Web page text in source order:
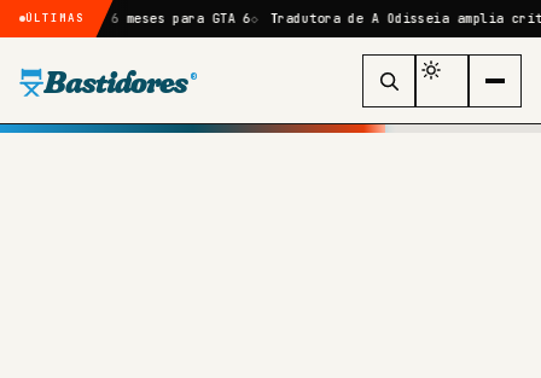
ÚLTIMAS
6 meses para GTA 6 Tradutora de A Odisseia amplia crítica a
Bastidores ®